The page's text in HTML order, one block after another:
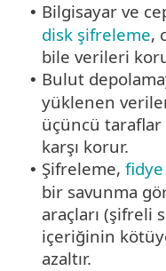
• Bilgisayar ve
disk şifreleme,
bile verileri
• Bulut
yüklenen
üçüncü taraflar
karşı korur.
• Şifreleme, fidye
bir savunma
araçları (şifreli
içeriğinin
azaltır.